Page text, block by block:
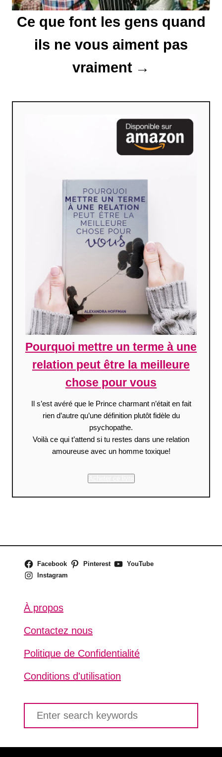
cCe que font les gens quand
ils ne vous aiment pas
vraiment
Pourquoi mettre un terme à une
relation peut être la meilleure
chose pour vous
Il s’est avéré que le Prince charmant n’était en fait
rien d’autre qu’une définition plutôt fidèle du
psychopathe.
Voilà ce qui t’attend si tu restes dans une relation
amoureuse avec un homme toxique!
Facebook Pinterest
YouTube
Instagram
À propos
Contactez nous
Politique de Confidentialité
Conditions d'utilisation